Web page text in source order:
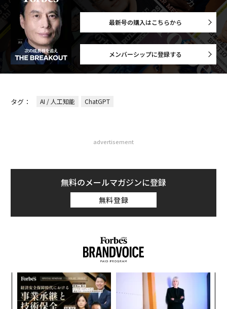
最新号の購入はこちらから
メンバーシップに登録する
タグ： AI / 人工知能 ChatGPT
advertisement
無料のメールマガジンに登録
無料登録